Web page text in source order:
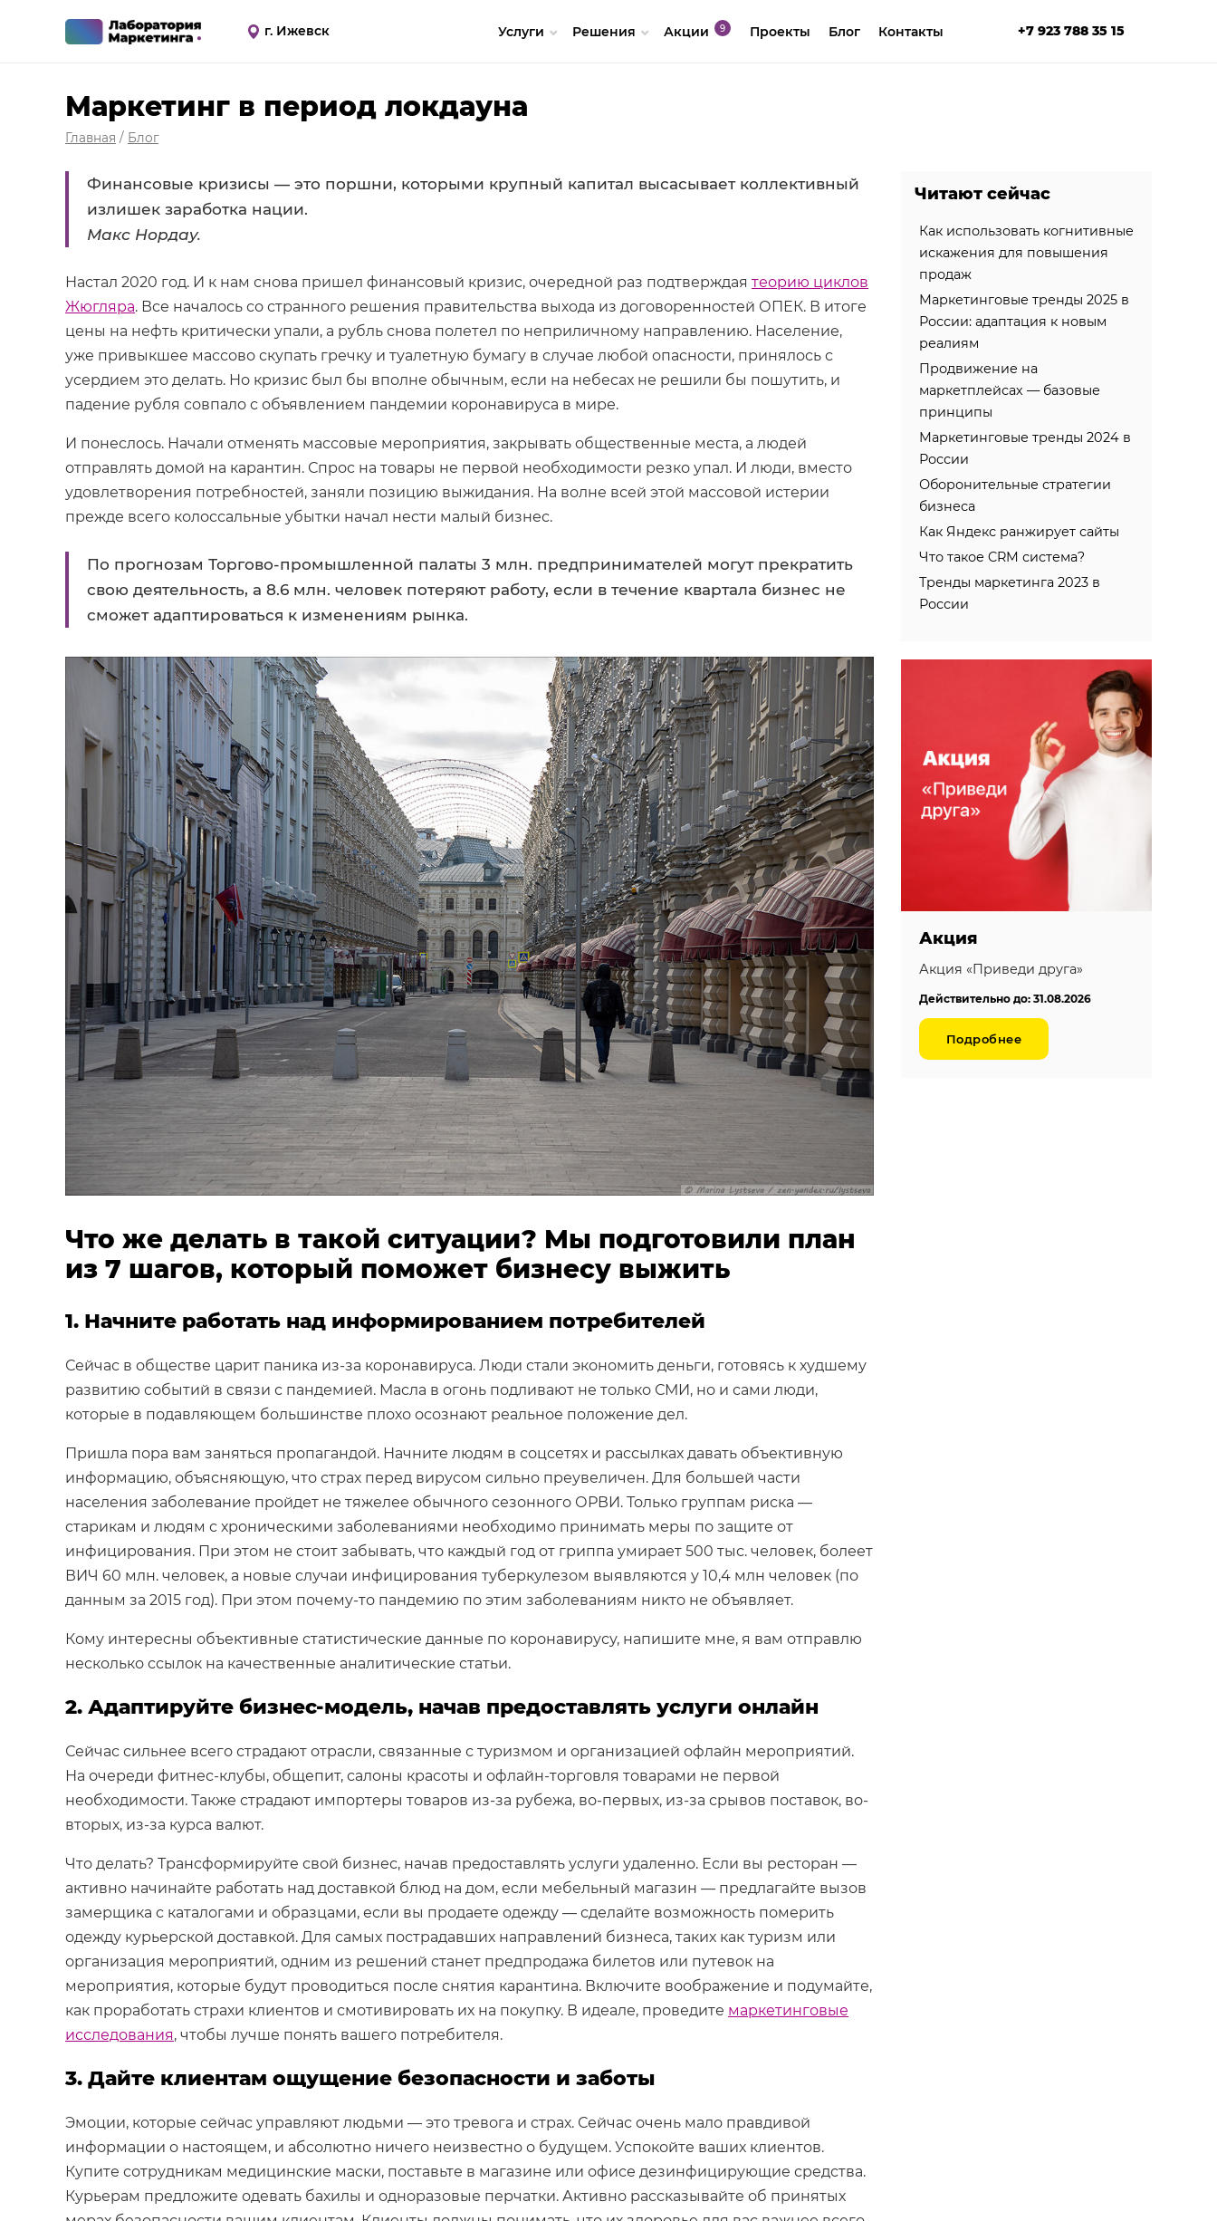
г. Ижевск Услуги Решения Акции Проекты Блог Контакты +7 923 788 35 15
Маркетинг в период локдауна
Главная / Блог
Финансовые кризисы — это поршни, которыми крупный капитал высасывает коллективный
излишек заработка нации.
Макс Нордау.
Настал 2020 год. И к нам снова пришел финансовый кризис, очередной раз подтверждая теорию циклов
Жюгляра. Все началось со странного решения правительства выхода из договоренностей ОПЕК. В итоге
цены на нефть критически упали, а рубль снова полетел по неприличному направлению. Население,
уже привыкшее массово скупать гречку и туалетную бумагу в случае любой опасности, принялось с
усердием это делать. Но кризис был бы вполне обычным, если на небесах не решили бы пошутить, и
падение рубля совпало с объявлением пандемии коронавируса в мире.
И понеслось. Начали отменять массовые мероприятия, закрывать общественные места, а людей
отправлять домой на карантин. Спрос на товары не первой необходимости резко упал. И люди, вместо
удовлетворения потребностей, заняли позицию выжидания. На волне всей этой массовой истерии
прежде всего колоссальные убытки начал нести малый бизнес.
По прогнозам Торгово-промышленной палаты 3 млн. предпринимателей могут прекратить
свою деятельность, а 8.6 млн. человек потеряют работу, если в течение квартала бизнес не
сможет адаптироваться к изменениям рынка.
Что же делать в такой ситуации? Мы подготовили план
из 7 шагов, который поможет бизнесу выжить
1. Начните работать над информированием потребителей
Сейчас в обществе царит паника из-за коронавируса. Люди стали экономить деньги, готовясь к худшему
развитию событий в связи с пандемией. Масла в огонь подливают не только СМИ, но и сами люди,
которые в подавляющем большинстве плохо осознают реальное положение дел.
Пришла пора вам заняться пропагандой. Начните людям в соцсетях и рассылках давать объективную
информацию, объясняющую, что страх перед вирусом сильно преувеличен. Для большей части
населения заболевание пройдет не тяжелее обычного сезонного ОРВИ. Только группам риска —
старикам и людям с хроническими заболеваниями необходимо принимать меры по защите от
инфицирования. При этом не стоит забывать, что каждый год от гриппа умирает 500 тыс. человек, болеет
ВИЧ 60 млн. человек, а новые случаи инфицирования туберкулезом выявляются у 10,4 млн человек (по
данным за 2015 год). При этом почему-то пандемию по этим заболеваниям никто не объявляет.
Кому интересны объективные статистические данные по коронавирусу, напишите мне, я вам отправлю
несколько ссылок на качественные аналитические статьи.
2. Адаптируйте бизнес-модель, начав предоставлять услуги онлайн
Сейчас сильнее всего страдают отрасли, связанные с туризмом и организацией офлайн мероприятий.
На очереди фитнес-клубы, общепит, салоны красоты и офлайн-торговля товарами не первой
необходимости. Также страдают импортеры товаров из-за рубежа, во-первых, из-за срывов поставок, во-
вторых, из-за курса валют.
Что делать? Трансформируйте свой бизнес, начав предоставлять услуги удаленно. Если вы ресторан —
активно начинайте работать над доставкой блюд на дом, если мебельный магазин — предлагайте вызов
замерщика с каталогами и образцами, если вы продаете одежду — сделайте возможность померить
одежду курьерской доставкой. Для самых пострадавших направлений бизнеса, таких как туризм или
организация мероприятий, одним из решений станет предпродажа билетов или путевок на
мероприятия, которые будут проводиться после снятия карантина. Включите воображение и подумайте,
как проработать страхи клиентов и смотивировать их на покупку. В идеале, проведите маркетинговые
исследования, чтобы лучше понять вашего потребителя.
3. Дайте клиентам ощущение безопасности и заботы
Эмоции, которые сейчас управляют людьми — это тревога и страх. Сейчас очень мало правдивой
информации о настоящем, и абсолютно ничего неизвестно о будущем. Успокойте ваших клиентов.
Купите сотрудникам медицинские маски, поставьте в магазине или офисе дезинфицирующие средства.
Курьерам предложите одевать бахилы и одноразовые перчатки. Активно рассказывайте об принятых
Читают сейчас
Как использовать когнитивные
искажения для повышения
продаж
Маркетинговые тренды 2025 в
России: адаптация к новым
реалиям
Продвижение на
маркетплейсах — базовые
принципы
Маркетинговые тренды 2024 в
России
Оборонительные стратегии
бизнеса
Как Яндекс ранжирует сайты
Что такое CRM система?
Тренды маркетинга 2023 в
России
Акция
Акция «Приведи друга»
Действительно до: 31.08.2026
Подробнее